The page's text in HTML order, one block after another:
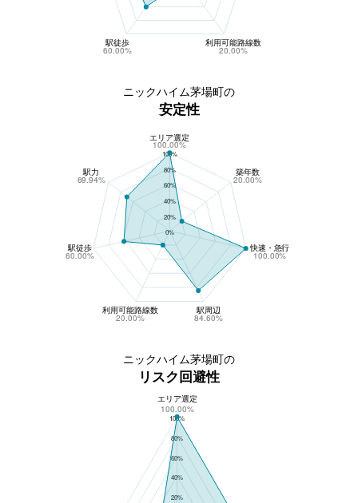
駅徒歩
60.00%
利用可能路線数
20.00%
ニックハイム茅場町の
安定性
100%
80%
60%
40%
20%
0%
エリア選定
100.00%
駅力
69.94%
駅徒歩
60.00%
利用可能路線数
20.00%
駅周辺
84.60%
快速・急行
100.00%
築年数
20.00%
ニックハイム茅場町の
リスク回避性
ニックハイム茅場町のリスク回避性
100%
80%
60%
40%
20%
エリア選定
100.00%